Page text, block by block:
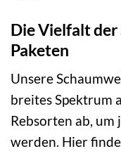
Die Vielfalt der
Paketen
Unsere
breites Spektrum
Rebsorten ab, um
werden. Hier